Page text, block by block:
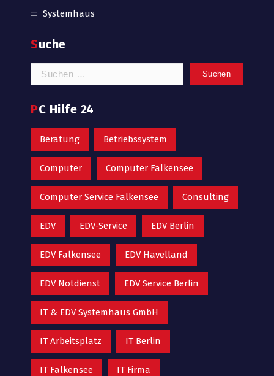
Systemhaus
Suche
Suchen
PC Hilfe 24
Beratung Betriebssystem
Computer Computer Falkensee
Computer Service Falkensee Consulting
EDV EDV-Service EDV Berlin
EDV Falkensee EDV Havelland
EDV Notdienst EDV Service Berlin
IT & EDV Systemhaus GmbH
IT Arbeitsplatz IT Berlin
IT Falkensee IT Firma